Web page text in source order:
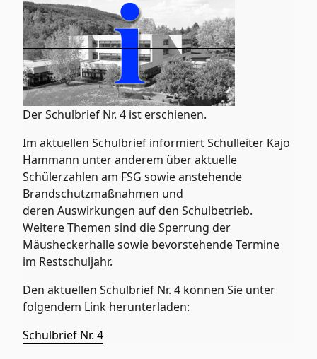
Der Schulbrief Nr. 4 ist erschienen.
Im aktuellen Schulbrief informiert Schulleiter Kajo
Hammann unter anderem über aktuelle
Schülerzahlen am FSG sowie anstehende
Brandschutzmaßnahmen und
deren Auswirkungen auf den Schulbetrieb.
Weitere Themen sind die Sperrung der
Mäusheckerhalle sowie bevorstehende Termine
im Restschuljahr.
Den aktuellen Schulbrief Nr. 4 können Sie unter
folgendem Link herunterladen:
Schulbrief Nr. 4